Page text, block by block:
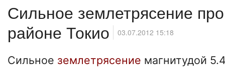
Сильное землетрясение
районе Токио
03.07.2012 15:18
Сильное землетрясение магнитудой